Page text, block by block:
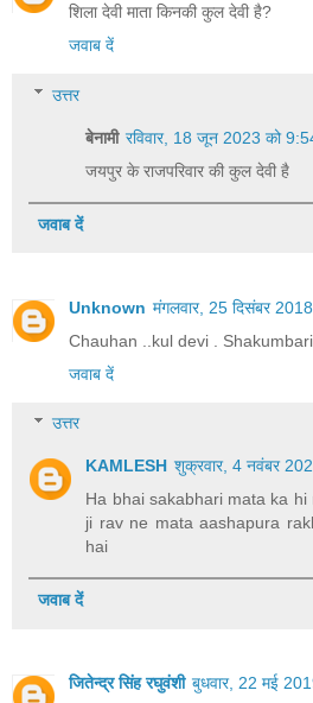
शिला देवी माता किनकी कुल देवी है?
जवाब दें
उत्तर
बेनामी रविवार, 18 जून 2023 को
जयपुर के राजपरिवार की कुल देवी है
जवाब दें
Unknown मंगलवार, 25 दिसंबर
Chauhan ..kul devi .
जवाब दें
उत्तर
KAMLESH शुक्रवार, 4 नवंबर
Ha bhai sakabhari mata ka
ji rav ne mata aashapura
hai
जवाब दें
जितेन्द्र सिंह रघुवंशी बुधवार, 22 मई